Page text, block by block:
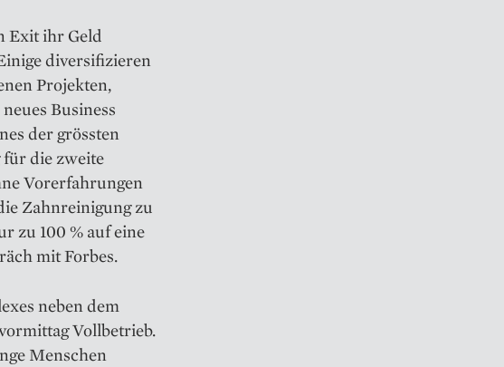
Exit ihr Geld
diversifizieren
Projekten,
Business
der grössten
für die zweite
Vorerfahrungen
Zahnreinigung zu
zu 100 % auf eine
mit Forbes.
neben dem
Vollbetrieb.
Menschen